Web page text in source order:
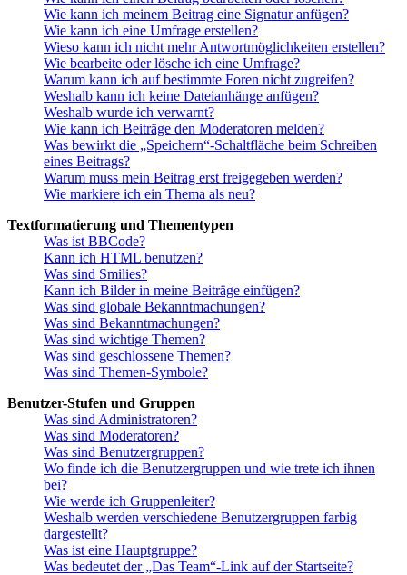
Wie kann ich meinem Beitrag eine Signatur anfügen?
Wie kann ich eine Umfrage erstellen?
Wieso kann ich nicht mehr Antwortmöglichkeiten erstellen?
Wie bearbeite oder lösche ich eine Umfrage?
Warum kann ich auf bestimmte Foren nicht zugreifen?
Weshalb kann ich keine Dateianhänge anfügen?
Weshalb wurde ich verwarnt?
Wie kann ich Beiträge den Moderatoren melden?
Was bewirkt die „Speichern“-Schaltfläche beim Schreiben
eines Beitrags?
Warum muss mein Beitrag erst freigegeben werden?
Wie markiere ich ein Thema als neu?
Textformatierung und Thementypen
Was ist BBCode?
Kann ich HTML benutzen?
Was sind Smilies?
Kann ich Bilder in meine Beiträge einfügen?
Was sind globale Bekanntmachungen?
Was sind Bekanntmachungen?
Was sind wichtige Themen?
Was sind geschlossene Themen?
Was sind Themen-Symbole?
Benutzer-Stufen und Gruppen
Was sind Administratoren?
Was sind Moderatoren?
Was sind Benutzergruppen?
Wo finde ich die Benutzergruppen und wie trete ich ihnen
bei?
Wie werde ich Gruppenleiter?
Weshalb werden verschiedene Benutzergruppen farbig
dargestellt?
Was ist eine Hauptgruppe?
Was bedeutet der „Das Team“-Link auf der Startseite?